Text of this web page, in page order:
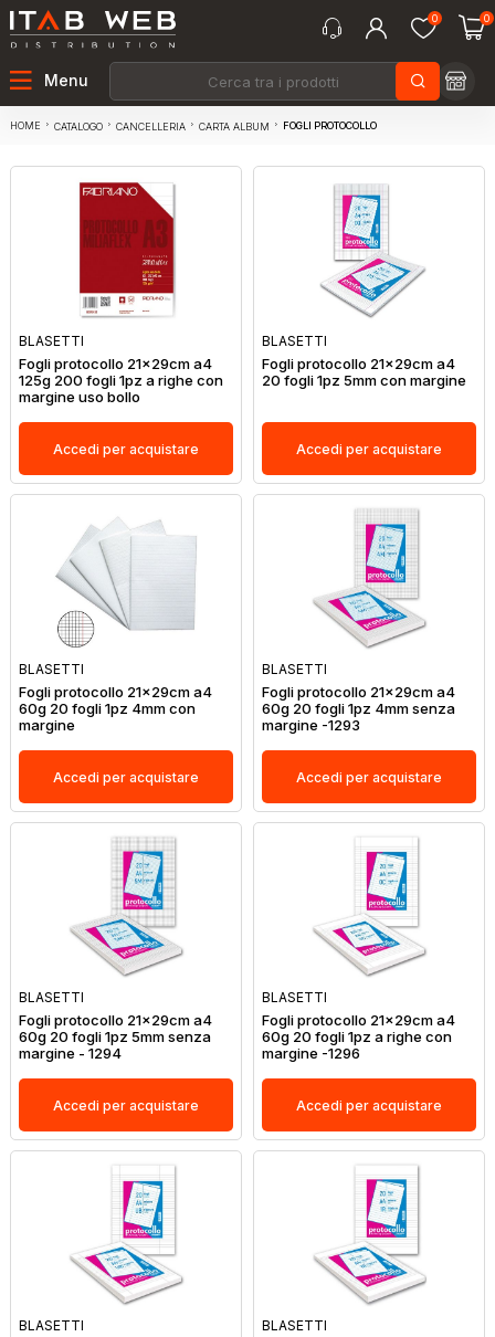
0 0
Menu
HOME CATALOGO CANCELLERIA CARTA ALBUM FOGLI PROTOCOLLO
BLASETTI
Fogli protocollo 21x29cm a4
125g 200 fogli 1pz a righe con
margine uso bollo
Accedi per acquistare
BLASETTI
Fogli protocollo 21x29cm a4
20 fogli 1pz 5mm con margine
Accedi per acquistare
BLASETTI
Fogli protocollo 21x29cm a4
60g 20 fogli 1pz 4mm con
margine
Accedi per acquistare
BLASETTI
Fogli protocollo 21x29cm a4
60g 20 fogli 1pz 4mm senza
margine -1293
Accedi per acquistare
BLASETTI
Fogli protocollo 21x29cm a4
60g 20 fogli 1pz 5mm senza
margine - 1294
Accedi per acquistare
BLASETTI
Fogli protocollo 21x29cm a4
60g 20 fogli 1pz a righe con
margine -1296
Accedi per acquistare
BLASETTI BLASETTI